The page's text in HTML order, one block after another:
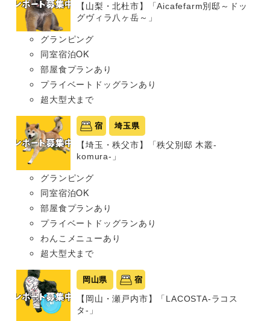
【山梨・北杜市】「Aicafefarm別邸～ドッ
グヴィラ八ヶ岳～」
グランピング
同室宿泊OK
部屋食プランあり
プライベートドッグランあり
超大型犬まで
宿 埼玉県
【埼玉・秩父市】「秩父別邸 木叢-
komura-」
グランピング
同室宿泊OK
部屋食プランあり
プライベートドッグランあり
わんこメニューあり
超大型犬まで
岡山県 宿
【岡山・瀬戸内市】「LACOSTA-ラコス
タ-」